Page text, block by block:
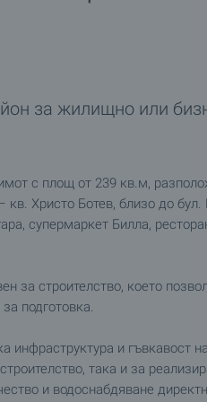
за жилищно или
с площ от 239 кв.м,
Христо Ботев, близо до
супермаркет Билла,
за строителство, което
подготовка.
инфраструктура и гъвкавост
така и за
и водоснабдяване